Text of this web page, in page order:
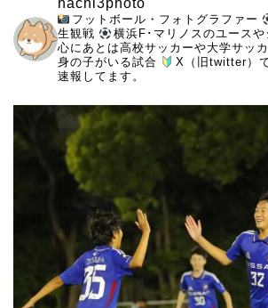
hachi3photo
フットボール・フォトグラファー
生観戦
横浜F･マリノスのユース
心にあとは高校サッカーや大学サッ
身の子がいる試合
X（旧twitter）
速報してます。